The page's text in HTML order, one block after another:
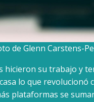
de Glenn Carstens-
hicieron su trabajo y
lo que revolucionó
plataformas se